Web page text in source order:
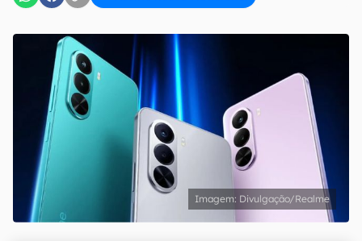
Divulgação/Realme